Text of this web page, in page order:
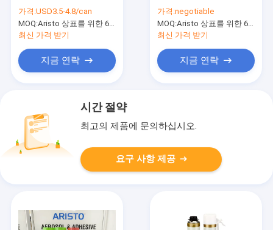
가격:USD3.5-4.8/can
MOQ:Aristo 상표를 위한 6000pcs, 고객 상표를 위한 15000pcs
최신 가격 받기
지금 연락
가격:negotiable
MOQ:Aristo 상표를 위한 6000pcs, 고객 상표를 위한 15000pcs
최신 가격 받기
지금 연락
시간 절약
최고의 제품에 문의하십시오.
요구 사항 제공